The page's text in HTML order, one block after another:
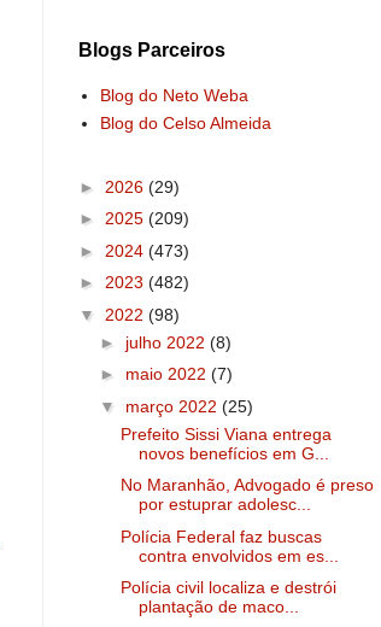
Blogs Parceiros
Blog do Neto Weba
Blog do Celso Almeida
► 2026 (29)
► 2025 (209)
► 2024 (473)
► 2023 (482)
▼ 2022 (98)
► julho 2022 (8)
► maio 2022 (7)
▼ março 2022 (25)
Prefeito Sissi Viana entrega
novos benefícios em G...
No Maranhão, Advogado é preso
por estuprar adolesc...
Polícia Federal faz buscas
contra envolvidos em es...
Polícia civil localiza e destrói
plantação de maco...